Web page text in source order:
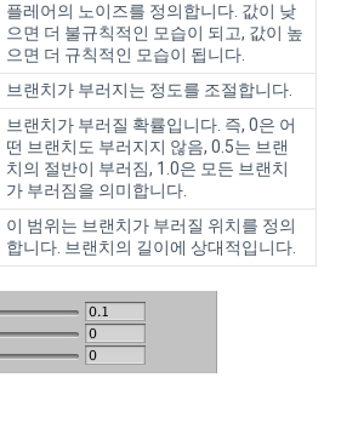
플레어의 노이즈를 정의합니다. 값이 낮
으면 더 불규칙적인 모습이 되고, 값이 높
으면 더 규칙적인 모습이 됩니다.
브랜치가 부러지는 정도를 조절합니다.
브랜치가 부러질 확률입니다. 즉, 0은 어
떤 브랜치도 부러지지 않음, 0.5는 브랜
치의 절반이 부러짐, 1.0은 모든 브랜치
가 부러짐을 의미합니다.
이 범위는 브랜치가 부러질 위치를 정의
합니다. 브랜치의 길이에 상대적입니다.